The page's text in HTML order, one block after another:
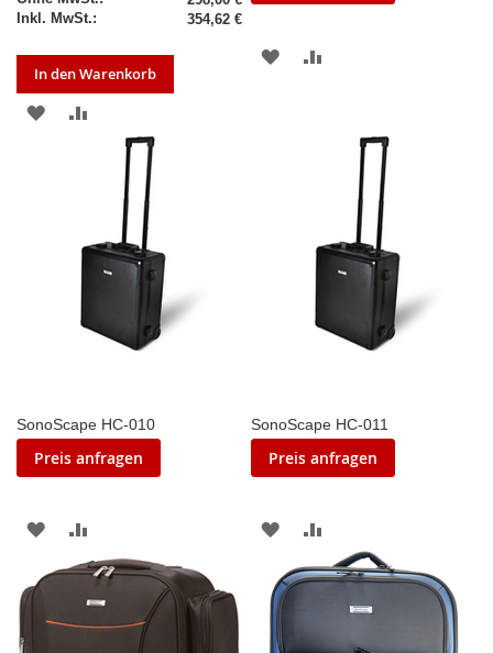
354,62 €
In den Warenkorb
ZUR
WUNSCHLISTE
HINZUFÜGEN
VERGLEICHSLISTE
HINZUFÜGEN
ZUR
SonoScape HC-010
Preis anfragen
ZUR
WUNSCHLISTE
HINZUFÜGEN
VERGLEICHSLISTE
HINZUFÜGEN
SonoScape HC-011
Preis anfragen
ZUR
WUNSCHLISTE
HINZUFÜGEN
VERGLEICHSLISTE
HINZUFÜGEN